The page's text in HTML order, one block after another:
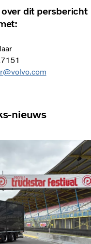
dit persbericht
nieuws